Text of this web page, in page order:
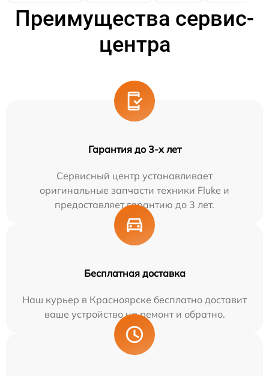
Преимущества сервис-
центра
Гарантия до 3-х лет
Сервисный центр устанавливает
оригинальные запчасти техники Fluke и
предоставляет гарантию до 3 лет.
Бесплатная доставка
Наш курьер в Красноярске бесплатно доставит
ваше устройство на ремонт и обратно.